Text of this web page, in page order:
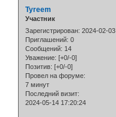
Tyreem
Участник
Зарегистрирован: 2024-02-03
Приглашений: 0
Сообщений: 14
Уважение: [+0/-0]
Позитив: [+0/-0]
Провел на форуме:
7 минут
Последний визит:
2024-05-14 17:20:24